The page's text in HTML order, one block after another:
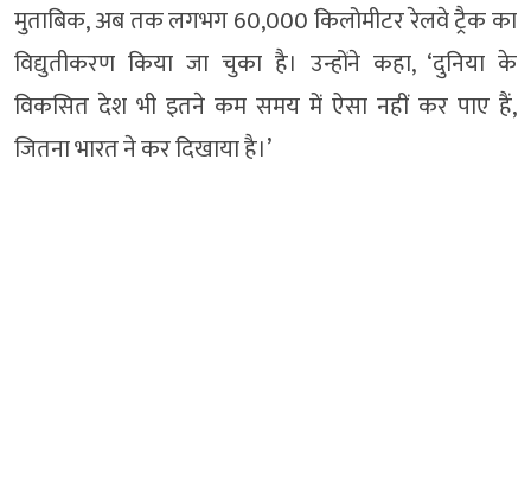
मुताबिक, अब तक लगभग 60,000 किलोमीटर रेलवे ट्रैक का
विद्युतीकरण किया जा चुका है। उन्होंने कहा, ‘दुनिया के
विकसित देश भी इतने कम समय में ऐसा नहीं कर पाए हैं,
जितना भारत ने कर दिखाया है।’